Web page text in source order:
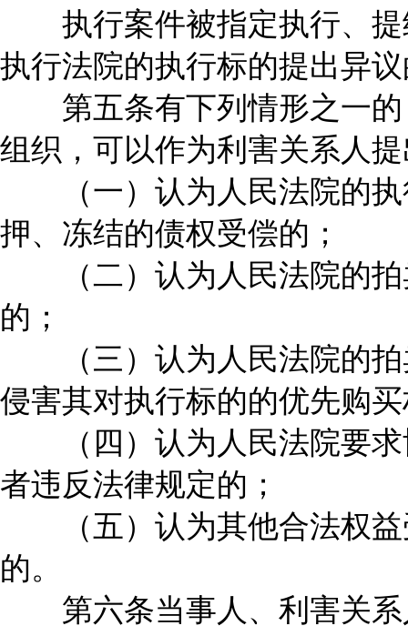
执行案件被指定执行、提
执行法院的执行标的提出异
第五条有下列情形之一的
组织，可以作为利害关系人
（一）认为人民法院的执
押、冻结的债权受偿的；
（二）认为人民法院的拍
的；
（三）认为人民法院的拍
侵害其对执行标的的优先购
（四）认为人民法院要求
者违反法律规定的；
（五）认为其他合法权益
的。
第六条当事人、利害关系